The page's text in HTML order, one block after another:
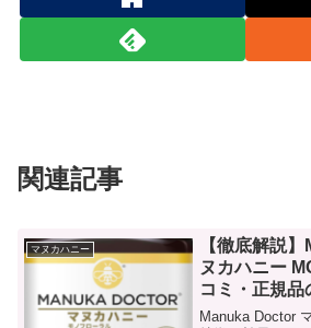
関連記事
マヌカハニー
【徹底解説
ヌカハニー
コミ・正規品
Manuka Doctor